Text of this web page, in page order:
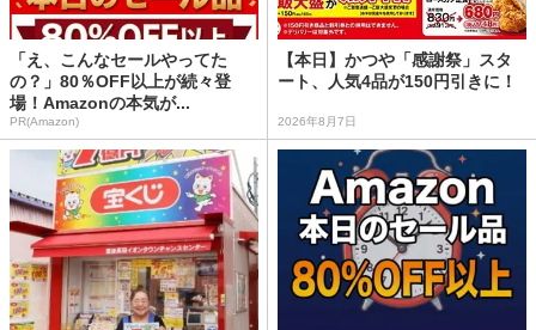
「え、こんなセールやってた
の？」80％OFF以上が続々登
場！Amazonの本気が...
PR(Amazon)
【本日】かつや「感謝祭」スタ
ート、人気4品が150円引きに！
2026年8月7日